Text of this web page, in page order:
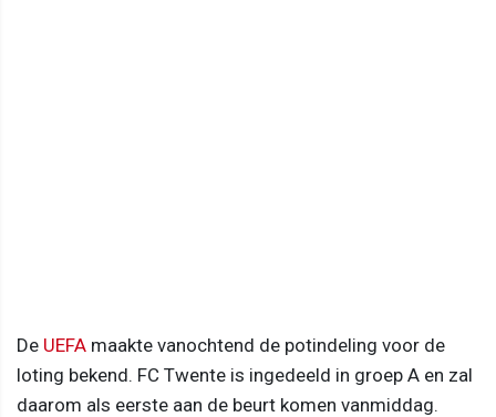
De UEFA maakte vanochtend de potindeling voor de
loting bekend. FC Twente is ingedeeld in groep A en zal
daarom als eerste aan de beurt komen vanmiddag.